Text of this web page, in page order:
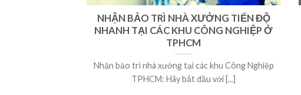
NHẬN BẢO TRÌ NHÀ XƯỞNG TIẾN ĐỘ
NHANH TẠI CÁC KHU CÔNG NGHIỆP Ở
TPHCM
Nhận bảo trì nhà xưởng tại các khu Công Nghiệp
TPHCM: Hãy bắt đầu với [...]